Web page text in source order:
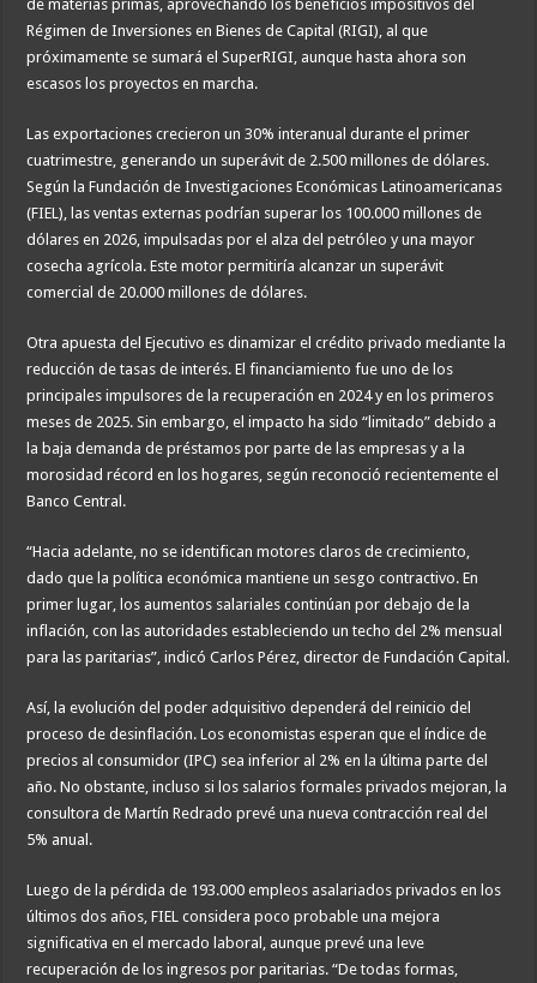
de materias primas, aprovechando los beneficios impositivos del
Régimen de Inversiones en Bienes de Capital (RIGI), al que
próximamente se sumará el SuperRIGI, aunque hasta ahora son
escasos los proyectos en marcha.
Las exportaciones crecieron un 30% interanual durante el primer
cuatrimestre, generando un superávit de 2.500 millones de dólares.
Según la Fundación de Investigaciones Económicas Latinoamericanas
(FIEL), las ventas externas podrían superar los 100.000 millones de
dólares en 2026, impulsadas por el alza del petróleo y una mayor
cosecha agrícola. Este motor permitiría alcanzar un superávit
comercial de 20.000 millones de dólares.
Otra apuesta del Ejecutivo es dinamizar el crédito privado mediante la
reducción de tasas de interés. El financiamiento fue uno de los
principales impulsores de la recuperación en 2024 y en los primeros
meses de 2025. Sin embargo, el impacto ha sido “limitado” debido a
la baja demanda de préstamos por parte de las empresas y a la
morosidad récord en los hogares, según reconoció recientemente el
Banco Central.
“Hacia adelante, no se identifican motores claros de crecimiento,
dado que la política económica mantiene un sesgo contractivo. En
primer lugar, los aumentos salariales continúan por debajo de la
inflación, con las autoridades estableciendo un techo del 2% mensual
para las paritarias”, indicó Carlos Pérez, director de Fundación Capital.
Así, la evolución del poder adquisitivo dependerá del reinicio del
proceso de desinflación. Los economistas esperan que el índice de
precios al consumidor (IPC) sea inferior al 2% en la última parte del
año. No obstante, incluso si los salarios formales privados mejoran, la
consultora de Martín Redrado prevé una nueva contracción real del
5% anual.
Luego de la pérdida de 193.000 empleos asalariados privados en los
últimos dos años, FIEL considera poco probable una mejora
significativa en el mercado laboral, aunque prevé una leve
recuperación de los ingresos por paritarias. “De todas formas,